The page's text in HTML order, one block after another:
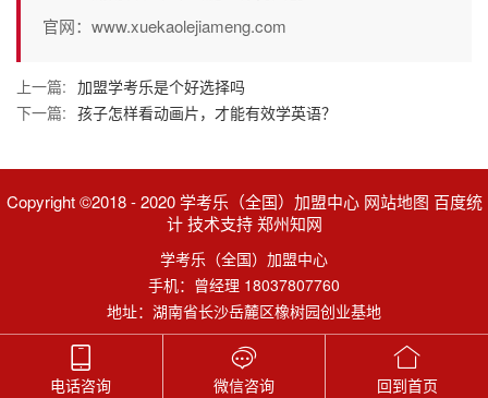
官网：www.xuekaolejiameng.com
上一篇: 加盟学考乐是个好选择吗
下一篇: 孩子怎样看动画片，才能有效学英语？
Copyright ©2018 - 2020 学考乐（全国）加盟中心 网站地图 百度统
计 技术支持 郑州知网
学考乐（全国）加盟中心
手机：曾经理 18037807760
地址：湖南省长沙岳麓区橡树园创业基地
电话咨询 微信咨询 回到首页